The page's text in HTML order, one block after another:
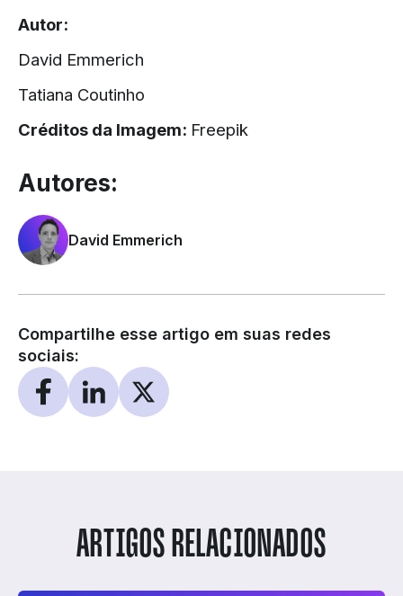
Autor:
David Emmerich
Tatiana Coutinho
Créditos da Imagem: Freepik
Autores:
David Emmerich
Compartilhe esse artigo em suas redes
sociais:
ARTIGOS RELACIONADOS